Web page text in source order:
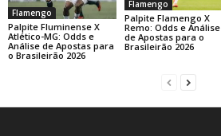
Flamengo
Palpite Fluminense X
Atlético-MG: Odds e
Análise de Apostas para
o Brasileirão 2026
Flamengo
Palpite Flamengo X
Remo: Odds e Análise
de Apostas para o
Brasileirão 2026